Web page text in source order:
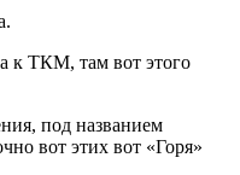
к ТКМ, там вот этого
под названием
вот этих вот «Горя»